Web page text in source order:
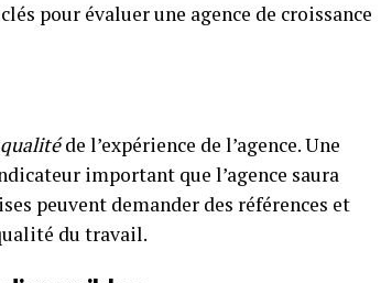
pour évaluer une agence de croissance
qualitéde l’expérience de l’agence. Une
important que l’agence saura
peuvent demander des références et
du travail.